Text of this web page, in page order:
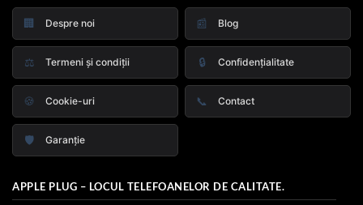
🏢 Despre noi 📰 Blog
⚖️ Termeni și condiții 🔒 Confidențialitate
🍪 Cookie-uri 📞 Contact
🛡️ Garanție
APPLE PLUG – LOCUL TELEFOANELOR DE CALITATE.